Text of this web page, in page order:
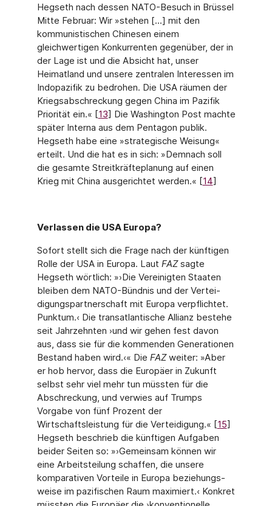
Hegseth nach dessen NATO-Besuch in Brüssel
Mitte Februar: Wir »stehen [...] mit den
kommunistischen Chinesen einem
gleichwertigen Konkurrenten gegenüber, der in
der Lage ist und die Absicht hat, unser
Heimatland und unsere zentralen Interessen im
Indopazifik zu bedrohen. Die USA räu­men der
Kriegsabschreckung gegen China im Pazifik
Priorität ein.« [13] Die Washington Post machte
später Interna aus dem Pentagon publik.
Hegseth habe eine »strategische Weisung«
erteilt. Und die hat es in sich: »Demnach soll
die gesamte Streitkräfteplanung auf einen
Krieg mit China ausgerichtet werden.« [14]
Verlassen die USA Europa?
Sofort stellt sich die Frage nach der künftigen
Rolle der USA in Europa. Laut FAZsagte
Hegseth wörtlich: »›Die Vereinigten Staaten
bleiben dem NATO-Bündnis und der Vertei­
digungspartnerschaft mit Europa verpflichtet.
Punktum.‹ Die transatlantische Allianz bestehe
seit Jahrzehnten ›und wir gehen fest davon
aus, dass sie für die kommenden Generationen
Bestand haben wird.‹« Die FAZweiter: »Aber
er hob hervor, dass die Euro­päer in Zukunft
selbst sehr viel mehr tun müssten für die
Abschreckung, und verwies auf Trumps
Vorgabe von fünf Prozent der
Wirtschaftsleistung für die Verteidigung.« [15]
Hegseth beschrieb die künftigen Aufgaben
beider Seiten so: »›Gemeinsam können wir
eine Arbeitsteilung schaffen, die unsere
komparativen Vorteile in Europa beziehungs­
weise im pazifischen Raum maximiert.‹ Konkret